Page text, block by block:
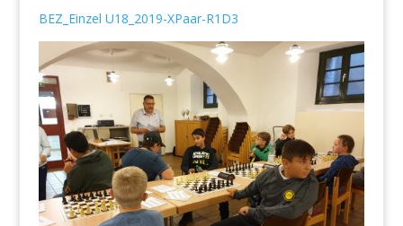
BEZ_Einzel U18_2019-XPaar-R1D3